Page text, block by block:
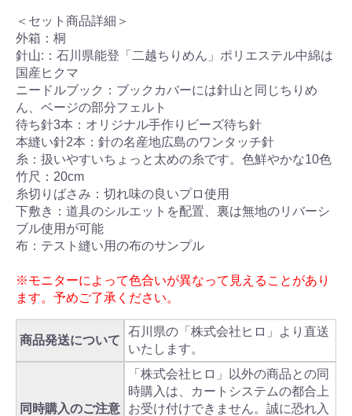
＜セット商品詳細＞
外箱：桐
針山:：石川県能登「二越ちりめん」ポリエステル中綿は
国産ヒクマ
ニードルブック：ブックカバーには針山と同じちりめ
ん、ベージの部分フェルト
待ち針3本：オリジナル手作りビーズ待ち針
本縫い針2本：針の名産地広島のワンタッチ針
糸：扱いやすいちょっと太めの糸です。色鮮やかな10色
竹尺：20cm
糸切りばさみ：切れ味の良いプロ使用
下敷き：道具のシルエットを配置、裏は無地のリバーシ
ブル使用が可能
布：テスト縫い用の布のサンプル
※モニターによって色合いが異なって見えることがあり
ます。予めご了承ください。
商品発送について
石川県の「株式会社ヒロ」より直送
いたします。
同時購入のご注意
「株式会社ヒロ」以外の商品との同
時購入は、カートシステムの都合上
お受け付けできません。誠に恐れ入